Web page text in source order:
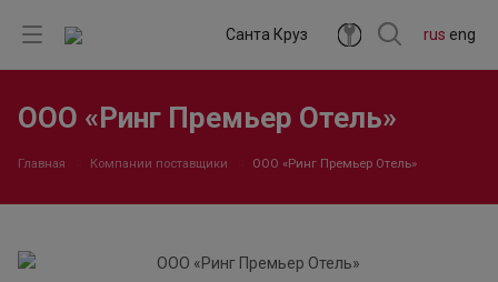
rus eng
Санта Круз
ООО «Ринг Премьер Отель»
Главная Компании поставщики ООО «Ринг Премьер Отель»